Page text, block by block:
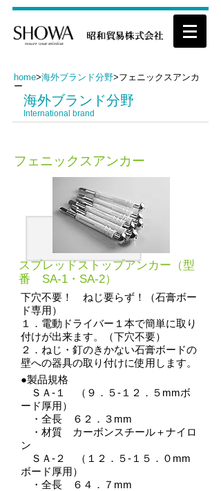
home>海外ブランド分野>フェニックスアンカ
ー
​海外ブランド分野
International brand
フェニックスアンカー
スプレッドストップアンカー（型
番 SA-1・SA-2）
下穴不要！ ねじ要らず！（石膏ボー
ド専用）
１．電動ドライバー１本で簡単に取り
付けが出来ます。（下穴不要）
２．ねじ・釘のきかない石膏ボードの
壁への器具の取り付けに使用します。
●製品規格
ＳＡ-１ （９．５-１２．５mmボ
ード厚用）
・全長 ６２．３mm
・材質 カーボンスチール＋ナイロ
ン
ＳＡ-２ （１２．５-１５．０mm
ボード厚用）
・全長 ６４．７mm